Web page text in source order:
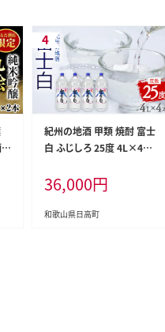
店
紀州の地酒 甲類 焼酎 富士
白 ふじしろ 25度 4L×4本
社 《30日以内に出荷予定(土
日祝除く)》和歌山県 日高町
酒 お酒 地酒---wsh_evg1_
36,000円
和歌山県日高町